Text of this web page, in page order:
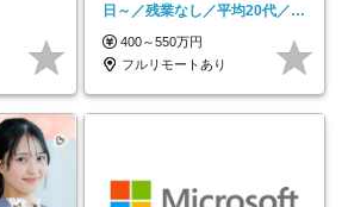
日～／残業なし／平均20代／リ
モートOK
400～550万円
フルリモートあり